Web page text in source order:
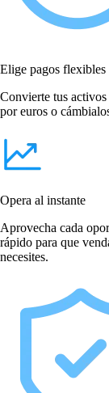
Elige pagos flexibles
Convierte tus
por euros o
Opera al instante
Aprovecha cada
rápido para que
necesites.